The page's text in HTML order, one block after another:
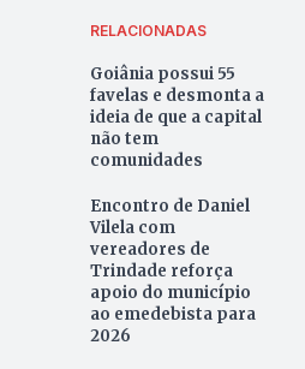
RELACIONADAS
Goiânia possui 55
favelas e desmonta a
ideia de que a capital
não tem
comunidades
Encontro de Daniel
Vilela com
vereadores de
Trindade reforça
apoio do município
ao emedebista para
2026